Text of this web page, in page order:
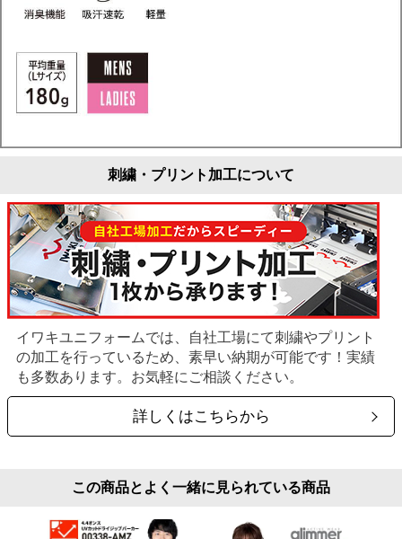
刺繍・プリント加工について
イワキユニフォームでは、自社工場にて刺繍やプリント
の加工を行っているため、素早い納期が可能です！実績
も多数あります。お気軽にご相談ください。
詳しくはこちらから
この商品とよく一緒に見られている商品